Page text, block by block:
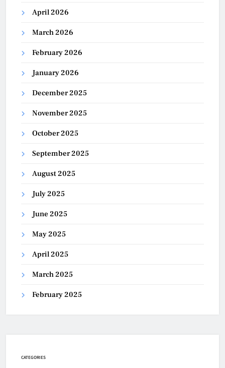
April 2026
March 2026
February 2026
January 2026
December 2025
November 2025
October 2025
September 2025
August 2025
July 2025
June 2025
May 2025
April 2025
March 2025
February 2025
CATEGORIES